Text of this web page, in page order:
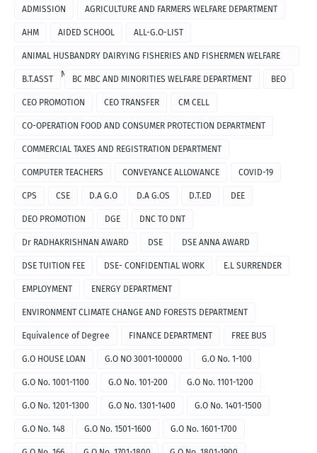
ADMISSION AGRICULTURE AND FARMERS WELFARE DEPARTMENT
AHM AIDED SCHOOL ALL-G.O-LIST
ANIMAL HUSBANDRY DAIRYING FISHERIES AND FISHERMEN WELFARE
DEPARTMENT
B.T.ASST BC MBC AND MINORITIES WELFARE DEPARTMENT BEO
CEO PROMOTION CEO TRANSFER CM CELL
CO-OPERATION FOOD AND CONSUMER PROTECTION DEPARTMENT
COMMERCIAL TAXES AND REGISTRATION DEPARTMENT
COMPUTER TEACHERS CONVEYANCE ALLOWANCE COVID-19
CPS CSE D.A G.O D.A G.OS D.T.ED DEE
DEO PROMOTION DGE DNC TO DNT
Dr RADHAKRISHNAN AWARD DSE DSE ANNA AWARD
DSE TUITION FEE DSE- CONFIDENTIAL WORK E.L SURRENDER
EMPLOYMENT ENERGY DEPARTMENT
ENVIRONMENT CLIMATE CHANGE AND FORESTS DEPARTMENT
Equivalence of Degree FINANCE DEPARTMENT FREE BUS
G.O HOUSE LOAN G.O NO 3001-100000 G.O No. 1-100
G.O No. 1001-1100 G.O No. 101-200 G.O No. 1101-1200
G.O No. 1201-1300 G.O No. 1301-1400 G.O No. 1401-1500
G.O No. 148 G.O No. 1501-1600 G.O No. 1601-1700